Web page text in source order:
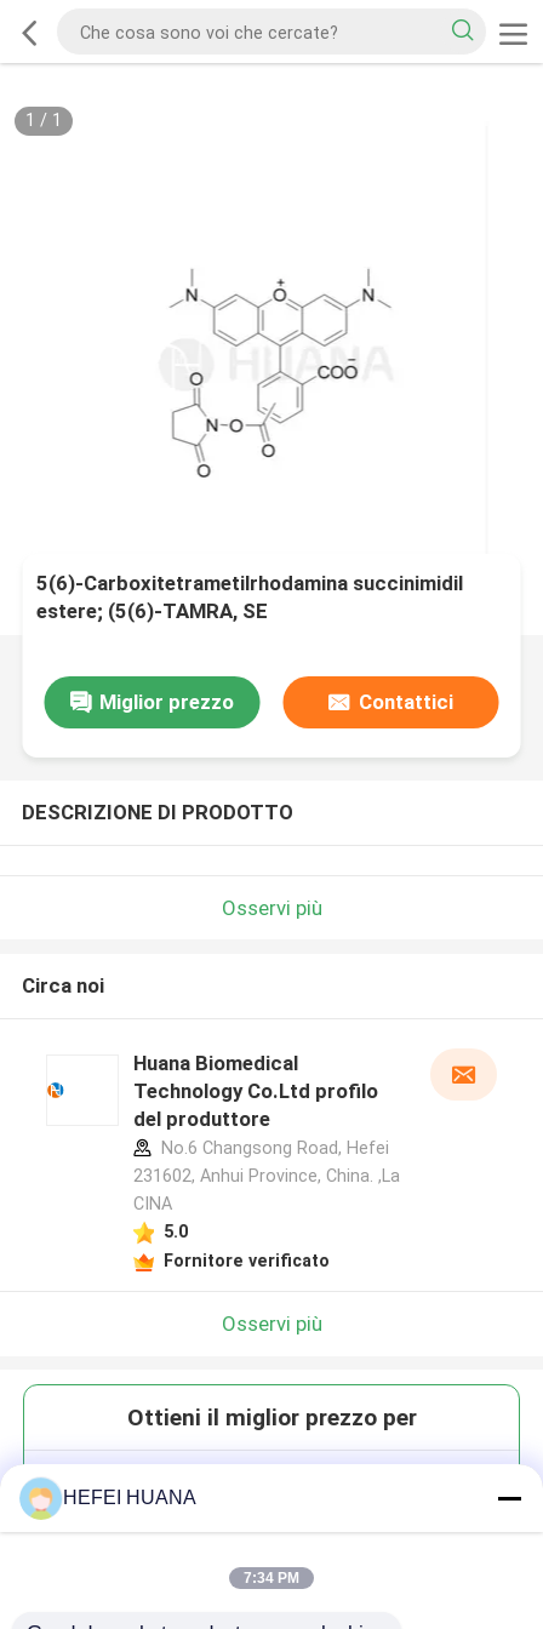
1 / 1
5(6)-Carboxitetrametilrhodamina succinimidil
estere; (5(6)-TAMRA, SE
Miglior prezzo Contattici
DESCRIZIONE DI PRODOTTO
Osservi più
Circa noi
Huana Biomedical
Technology Co.Ltd profilo
del produttore
No.6 Changsong Road, Hefei
231602, Anhui Province, China. ,La
CINA
5.0
Fornitore verificato
Osservi più
Ottieni il miglior prezzo per
TAMRA, SE
HEFEI HUANA
7:34 PM